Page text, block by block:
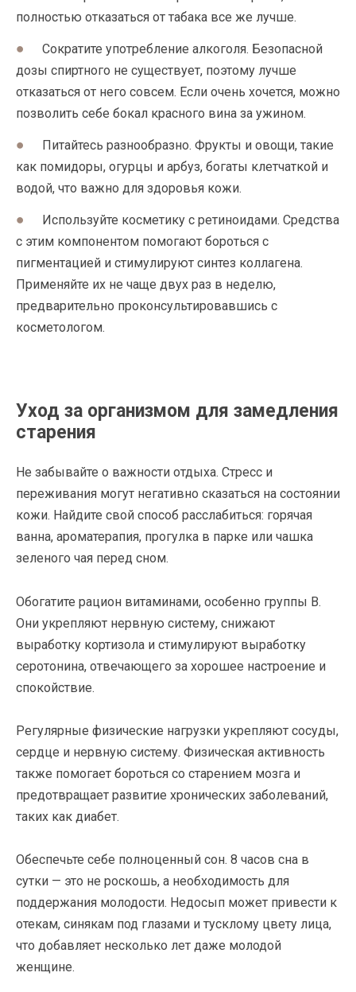
полностью отказаться от табака все же лучше.
Сократите употребление алкоголя. Безопасной
дозы спиртного не существует, поэтому лучше
отказаться от него совсем. Если очень хочется, можно
позволить себе бокал красного вина за ужином.
Питайтесь разнообразно. Фрукты и овощи, такие
как помидоры, огурцы и арбуз, богаты клетчаткой и
водой, что важно для здоровья кожи.
Используйте косметику с ретиноидами. Средства
с этим компонентом помогают бороться с
пигментацией и стимулируют синтез коллагена.
Применяйте их не чаще двух раз в неделю,
предварительно проконсультировавшись с
косметологом.
Уход за организмом для замедления
старения
Не забывайте о важности отдыха. Стресс и
переживания могут негативно сказаться на состоянии
кожи. Найдите свой способ расслабиться: горячая
ванна, ароматерапия, прогулка в парке или чашка
зеленого чая перед сном.
Обогатите рацион витаминами, особенно группы B.
Они укрепляют нервную систему, снижают
выработку кортизола и стимулируют выработку
серотонина, отвечающего за хорошее настроение и
спокойствие.
Регулярные физические нагрузки укрепляют сосуды,
сердце и нервную систему. Физическая активность
также помогает бороться со старением мозга и
предотвращает развитие хронических заболеваний,
таких как диабет.
Обеспечьте себе полноценный сон. 8 часов сна в
сутки — это не роскошь, а необходимость для
поддержания молодости. Недосып может привести к
отекам, синякам под глазами и тусклому цвету лица,
что добавляет несколько лет даже молодой
женщине.